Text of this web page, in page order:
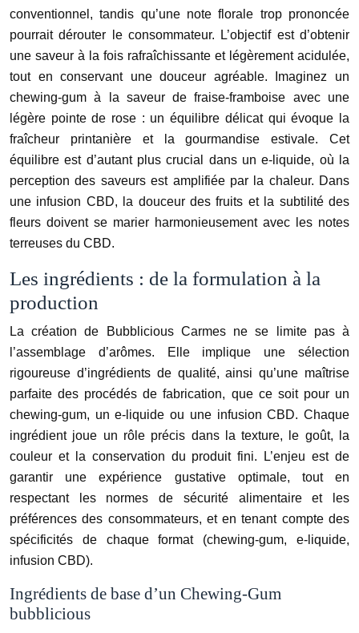
conventionnel, tandis qu’une note florale trop prononcée
pourrait dérouter le consommateur. L’objectif est d’obtenir
une saveur à la fois rafraîchissante et légèrement acidulée,
tout en conservant une douceur agréable. Imaginez un
chewing-gum à la saveur de fraise-framboise avec une
légère pointe de rose : un équilibre délicat qui évoque la
fraîcheur printanière et la gourmandise estivale. Cet
équilibre est d’autant plus crucial dans un e-liquide, où la
perception des saveurs est amplifiée par la chaleur. Dans
une infusion CBD, la douceur des fruits et la subtilité des
fleurs doivent se marier harmonieusement avec les notes
terreuses du CBD.
Les ingrédients : de la formulation à la
production
La création de Bubblicious Carmes ne se limite pas à
l’assemblage d’arômes. Elle implique une sélection
rigoureuse d’ingrédients de qualité, ainsi qu’une maîtrise
parfaite des procédés de fabrication, que ce soit pour un
chewing-gum, un e-liquide ou une infusion CBD. Chaque
ingrédient joue un rôle précis dans la texture, le goût, la
couleur et la conservation du produit fini. L’enjeu est de
garantir une expérience gustative optimale, tout en
respectant les normes de sécurité alimentaire et les
préférences des consommateurs, et en tenant compte des
spécificités de chaque format (chewing-gum, e-liquide,
infusion CBD).
Ingrédients de base d’un Chewing-Gum
bubblicious